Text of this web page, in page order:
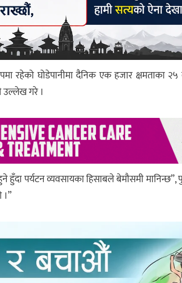
रहेको घोडेपानीमा दैनिक एक हजार क्षमताका
गरे ।
पर्यटन व्यवसायका हिसाबले बेमौसमी मानिन्छ”,